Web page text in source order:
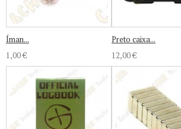
Íman...
1,00 €
Preto caixa...
12,00 €